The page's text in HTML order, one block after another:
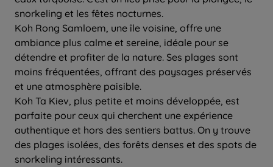
snorkeling et les fêtes nocturnes.
Koh Rong Samloem, une île voisine, offre une
ambiance plus calme et sereine, idéale pour se
détendre et profiter de la nature. Ses plages sont
moins fréquentées, offrant des paysages préservés
et une atmosphère paisible.
Koh Ta Kiev, plus petite et moins développée, est
parfaite pour ceux qui cherchent une expérience
authentique et hors des sentiers battus. On y trouve
des plages isolées, des forêts denses et des spots de
snorkeling intéressants.